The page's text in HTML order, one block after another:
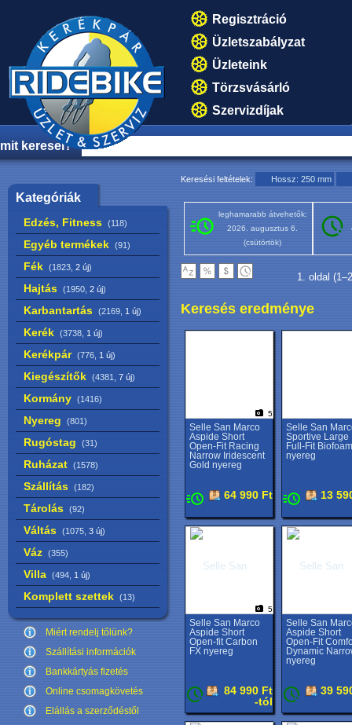
Regisztráció
Üzletszabályzat
Üzleteink
Törzsvásárló
Szervizdíjak
mit keresel?
Kategóriák
Edzés, Fitness (118)
Egyéb termékek (91)
Fék (1823, 2 új)
Hajtás (1950, 2 új)
Karbantartás (2169, 1 új)
Kerék (3738, 1 új)
Kerékpár (776, 1 új)
Kiegészítők (4381, 7 új)
Kormány (1416)
Nyereg (801)
Rugóstag (31)
Ruházat (1578)
Szállítás (182)
Tárolás (92)
Váltás (1075, 3 új)
Váz (355)
Villa (494, 1 új)
Komplett szettek (13)
Miért rendelj tőlünk?
Szállítási információk
Bankkártyás fizetés
Online csomagkövetés
Elállás a szerződéstől
Keresési feltételek: Hossz: 250 mm
leghamarabb átvehetők:
2026. augusztus 6.
(csütörtök)
1. oldal
Keresés eredménye
5
Selle San Marco
Aspide Short
Open-Fit Racing
Narrow Iridescent
Gold nyereg
64 990 Ft
Selle San
Sportive Large
Full-Fit Biofoam
nyereg
13
5
Selle San Marco
Aspide Short
Open-fit Carbon
FX nyereg
84 990 Ft
-tól
Selle San
Aspide Short
Open-Fit
Dynamic
nyereg
39